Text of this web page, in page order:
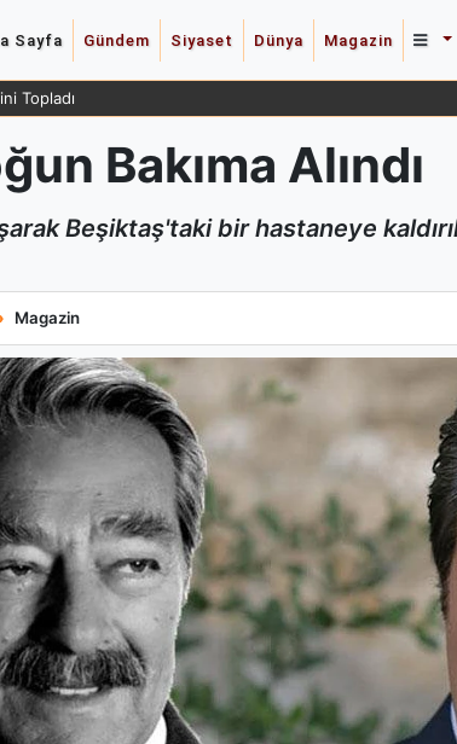
Sayfa Gündem Siyaset Dünya Magazin
Topladı
Bakıma Alındı
Beşiktaş'taki bir hastaneye
Magazin
Yoğun Bakıma Alındı